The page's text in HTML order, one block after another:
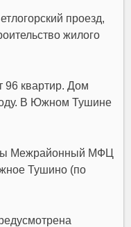
проезд,
жилого
96 квартир. Дом
В Южном Тушине
Межрайонный МФЦ
Тушино (по